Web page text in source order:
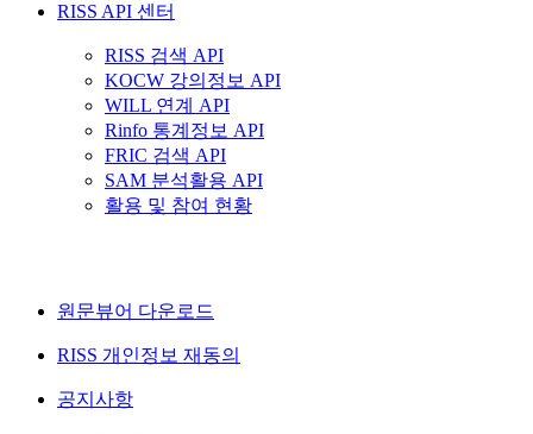
RISS API 센터
RISS 검색 API
KOCW 강의정보 API
WILL 연계 API
Rinfo 통계정보 API
FRIC 검색 API
SAM 분석활용 API
활용 및 참여 현황
원문뷰어 다운로드
RISS 개인정보 재동의
공지사항